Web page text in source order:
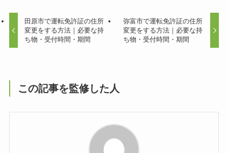
田原市で運転免許証の住所
変更をする方法｜必要な持
ち物・受付時間・期間
弥富市で運転免許証の住所
変更をする方法｜必要な持
ち物・受付時間・期間
この記事を監修した人